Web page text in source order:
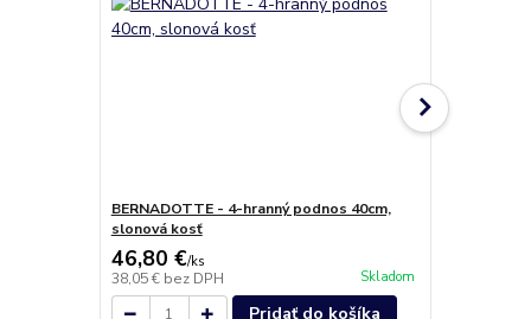
BERNADOTTE - 4-hranný podnos 40cm,
slonová kosť
46,80 €/ks
38,05 € bez DPH Skladom
Pridať do košíka